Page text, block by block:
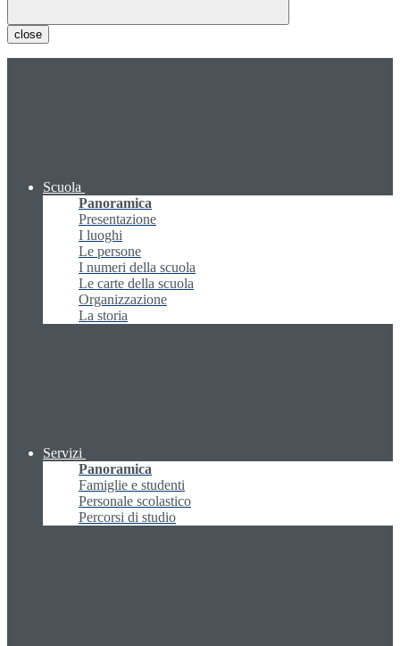
close
Scuola
Panoramica
Presentazione
I luoghi
Le persone
I numeri della scuola
Le carte della scuola
Organizzazione
La storia
Servizi
Panoramica
Famiglie e studenti
Personale scolastico
Percorsi di studio